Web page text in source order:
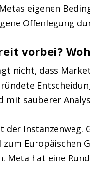
eigenen
Offenlegung
vorbei?
nicht, dass
mit sauberer
der Instanzenweg.
Europäischen
Meta hat eine